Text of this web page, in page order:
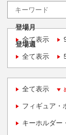
登場月
全て表示
登場週
全て表示
全て表示
フィギュア・
キーホルダー